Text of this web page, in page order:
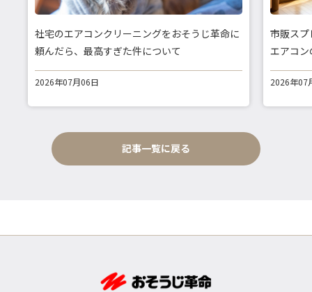
社宅のエアコンクリーニングをおそうじ革命に
頼んだら、最高すぎた件について
2026年07月06日
市販ス
エアコ
2026年07
記事一覧に戻る